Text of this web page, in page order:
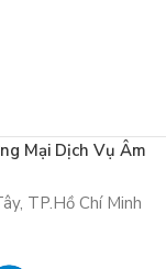
Mại Dịch Vụ Âm
TP.Hồ Chí Minh